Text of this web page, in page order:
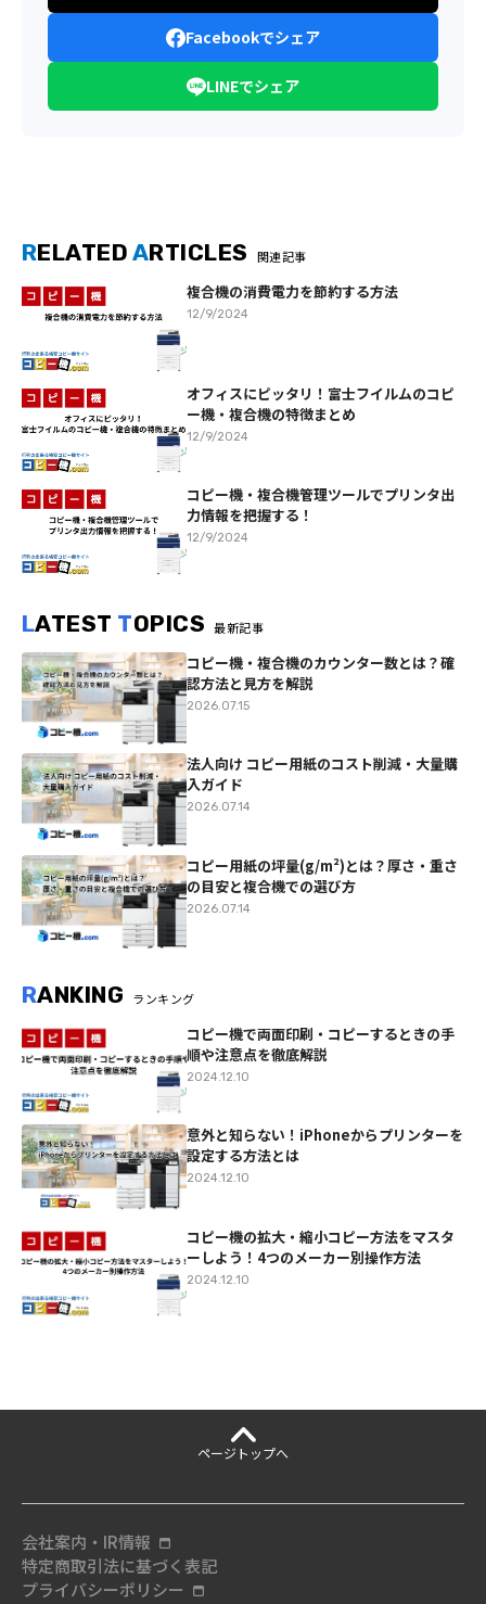
Facebookでシェア
LINEでシェア
RELATED ARTICLES 関連記事
複合機の消費電力を節約する方法
12/9/2024
オフィスにピッタリ！富士フイルムのコピ
ー機・複合機の特徴まとめ
12/9/2024
コピー機・複合機管理ツールでプリンタ出
力情報を把握する！
12/9/2024
LATEST TOPICS 最新記事
コピー機・複合機のカウンター数とは？確
認方法と見方を解説
2026.07.15
法人向け コピー用紙のコスト削減・大量購
入ガイド
2026.07.14
コピー用紙の坪量(g/m²)とは？厚さ・重さ
の目安と複合機での選び方
2026.07.14
RANKING ランキング
コピー機で両面印刷・コピーするときの手
順や注意点を徹底解説
2024.12.10
意外と知らない！iPhoneからプリンターを
設定する方法とは
2024.12.10
コピー機の拡大・縮小コピー方法をマスタ
ーしよう！4つのメーカー別操作方法
2024.12.10
ページ トップへ
会社案内・IR情報
特定商取引法に基づく表記
プライバシーポリシー